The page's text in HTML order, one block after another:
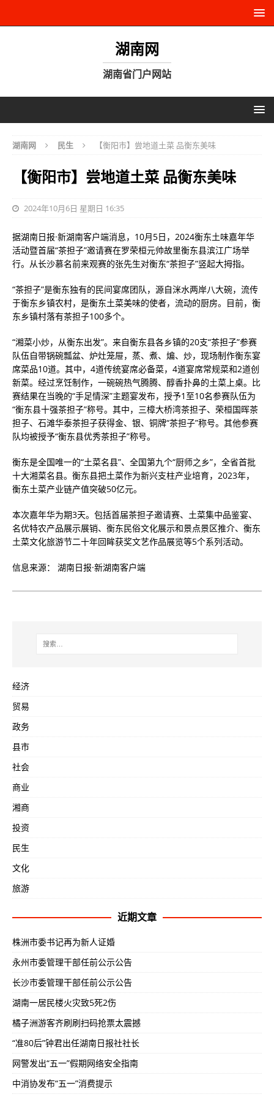
湖南网
湖南省门户网站
湖南网 民生 【衡阳市】尝地道土菜 品衡东美味
【衡阳市】尝地道土菜 品衡东美味
2024年10月6日 星期日 16:35
据湖南日报·新湖南客户端消息，10月5日，2024衡东土味嘉年华
活动暨首届“茶担子”邀请赛在罗荣桓元帅故里衡东县滨江广场举
行。从长沙慕名前来观赛的张先生对衡东“茶担子”竖起大拇指。
“茶担子”是衡东独有的民间宴席团队，源自洣水两岸八大碗，流传
于衡东乡镇农村，是衡东土菜美味的使者，流动的厨房。目前，衡
东乡镇村落有茶担子100多个。
“湘菜小炒，从衡东出发”。来自衡东县各乡镇的20支“茶担子”参赛
队伍自带锅碗瓢盆、炉灶笼屉，蒸、煮、煸、炒，现场制作衡东宴
席菜品10道。其中，4道传统宴席必备菜，4道宴席常规菜和2道创
新菜。经过烹饪制作，一碗碗热气腾腾、醇香扑鼻的土菜上桌。比
赛结果在当晚的“手足情深”主题宴发布，授予1至10名参赛队伍为
“衡东县十强茶担子”称号。其中，三樟大桥湾茶担子、荣桓国晖茶
担子、石滩华泰茶担子获得金、银、铜牌“茶担子”称号。其他参赛
队均被授予“衡东县优秀茶担子”称号。
衡东是全国唯一的“土菜名县”、全国第九个“厨师之乡”，全省首批
十大湘菜名县。衡东县把土菜作为新兴支柱产业培育，2023年，
衡东土菜产业链产值突破50亿元。
本次嘉年华为期3天。包括首届茶担子邀请赛、土菜集中品鉴宴、
名优特农产品展示展销、衡东民俗文化展示和景点景区推介、衡东
土菜文化旅游节二十年回眸获奖文艺作品展览等5个系列活动。
信息来源： 湖南日报·新湖南客户端
经济
贸易
政务
县市
社会
商业
湘商
投资
民生
文化
旅游
近期文章
株洲市委书记再为新人证婚
永州市委管理干部任前公示公告
长沙市委管理干部任前公示公告
湖南一居民楼火灾致5死2伤
橘子洲游客齐刷刷扫码抢票太震撼
“准80后”钟君出任湖南日报社社长
网警发出“五一”假期网络安全指南
中消协发布“五一”消费提示